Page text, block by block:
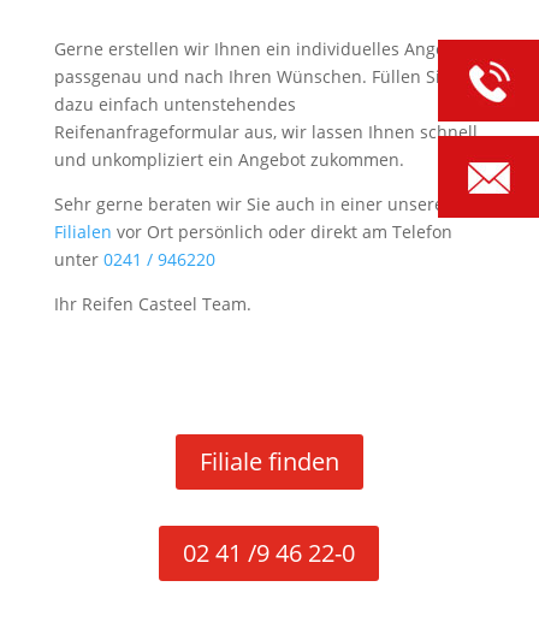
Gerne erstellen wir Ihnen ein individuelles Angebot,
passgenau und nach Ihren Wünschen. Füllen Sie
dazu einfach untenstehendes
Reifenanfrageformular aus, wir lassen Ihnen schnell
und unkompliziert ein Angebot zukommen.
Sehr gerne beraten wir Sie auch in einer unserer
Filialen vor Ort persönlich oder direkt am Telefon
unter 0241 / 946220
Ihr Reifen Casteel Team.
Filiale finden
02 41 /9 46 22-0